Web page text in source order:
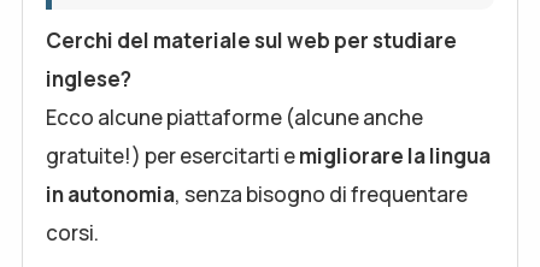
Cerchi del materiale sul web per studiare
inglese?
Ecco alcune piattaforme (alcune anche
gratuite!) per esercitarti emigliorare la lingua
in autonomia, senza bisogno di frequentare
corsi.